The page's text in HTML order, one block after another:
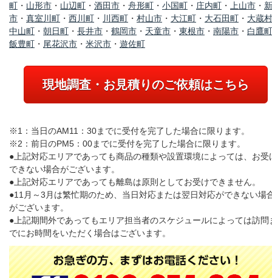
町 ・ 山形市 ・ 山辺町 ・ 酒田市 ・ 舟形町 ・ 小国町 ・ 庄内町 ・ 上山市 ・
市 ・ 真室川町 ・ 西川町 ・ 川西町 ・ 村山市 ・ 大江町 ・ 大石田町 ・ 大蔵村
中山町 ・ 朝日町 ・ 長井市 ・ 鶴岡市 ・ 天童市 ・ 東根市 ・ 南陽市 ・ 白鷹町
飯豊町 ・ 尾花沢市 ・ 米沢市 ・ 遊佐町
現地調査・お見積りのご依頼はこちら
※1：当日のAM11：30までに受付を完了した場合に限ります。
※2：前日のPM5：00までに受付を完了した場合に限ります。
●上記対応エリアであっても商品の種類や設置環境によっては、お受
できない場合がございます。
●上記対応エリアであっても離島は原則としてお受けできません。
●11月～3月は繁忙期のため、当日対応または翌日対応ができない場
がございます。
●上記期間外であってもエリア担当者のスケジュールによっては訪問
でにお時間をいただく場合はございます。